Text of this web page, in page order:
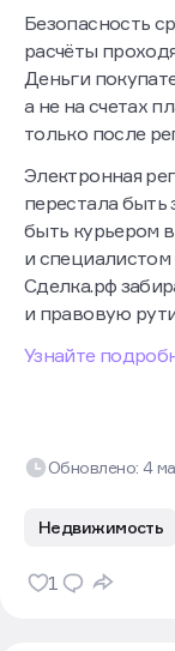
Безопасность
расчёты
Деньги
а не на счетах
только после
Электронная
перестала быть
быть курьером
и
Сделка.рф
и правовую
Узнайте
Обновлено: 4
Недвижимость
1